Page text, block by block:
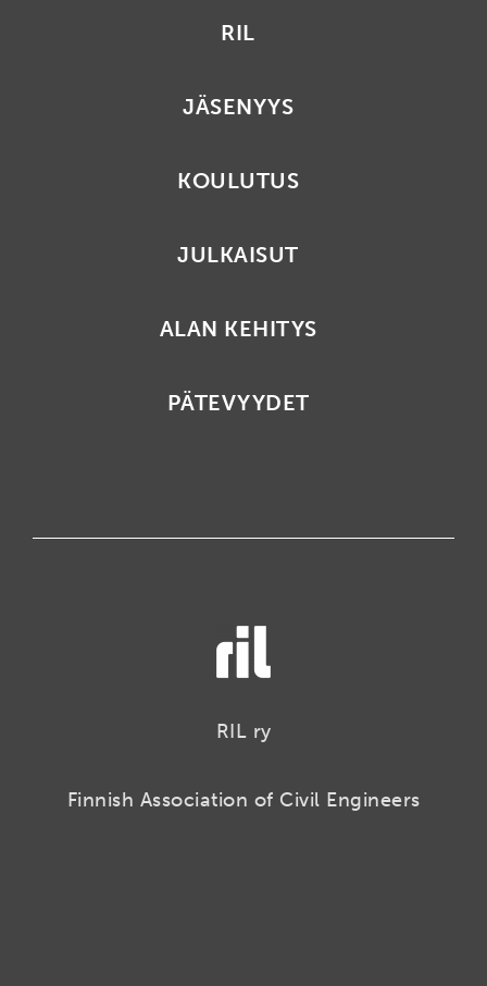
RIL
JÄSENYYS
KOULUTUS
JULKAISUT
ALAN KEHITYS
PÄTEVYYDET
RIL ry
Finnish Association of Civil Engineers